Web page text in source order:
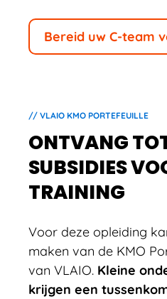
Bereid uw C-team
// VLAIO KMO PORTEFEUILLE
ONTVANG
SUBSIDIES
TRAINING
Voor deze opleiding
maken van de KMO
van VLAIO. Kleine
krijgen een